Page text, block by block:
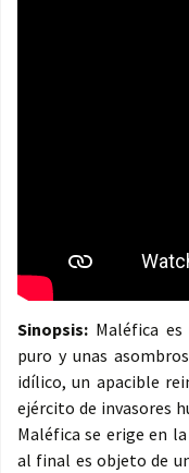
Sinopsis: Maléfica
puro y unas
idílico, un apacible
ejército de invasores
Maléfica se erige en
al final es objeto de